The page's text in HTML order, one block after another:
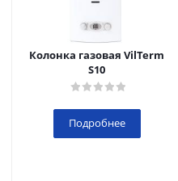
Колонка газовая VilTerm
S10
Подробнее